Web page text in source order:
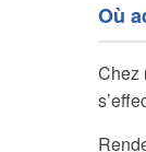
Où
Chez